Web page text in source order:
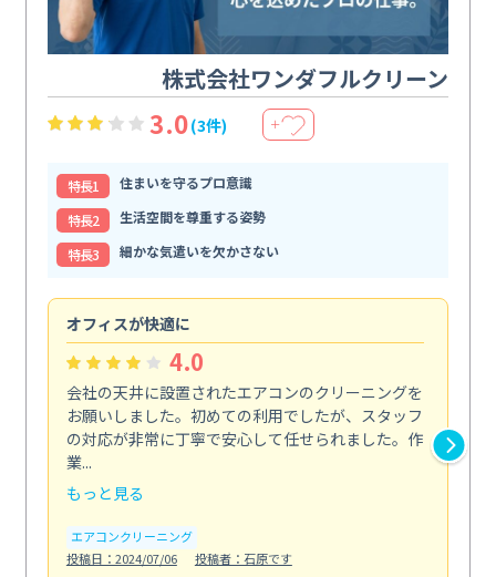
株式会社ワンダフルクリーン
3.0(3件) ＋
特⻑1
住まいを守るプロ意識
特⻑2
生活空間を尊重する姿勢
特⻑3
細かな気遣いを欠かさない
オフィスが快適に
4.0
会社の天井に設置されたエアコンのクリーニングを
お願いしました。初めての利用でしたが、スタッフ
の対応が非常に丁寧で安心して任せられました。作
業...
もっと見る
エアコンクリーニング
投稿日：2024/07/06
投稿者：石原です